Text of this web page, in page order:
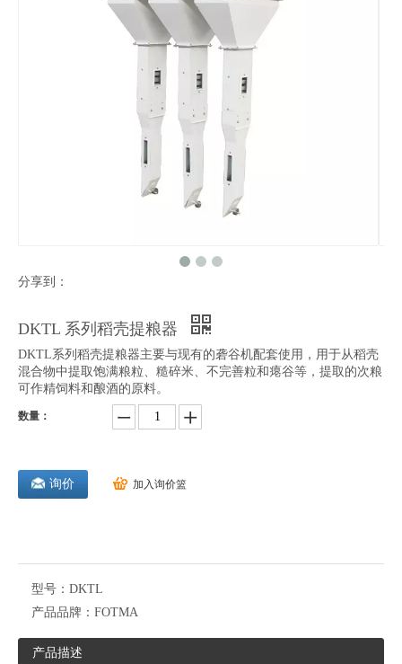
分享到：
DKTL 系列稻壳提粮器
DKTL系列稻壳提粮器主要与现有的砻谷机配套使用，用于从稻壳
混合物中提取饱满粮粒、糙碎米、不完善粒和瘪谷等，提取的次粮
可作精饲料和酿酒的原料。
数量：
询价 加入询价篮
型号： DKTL
产品品牌： FOTMA
产品描述